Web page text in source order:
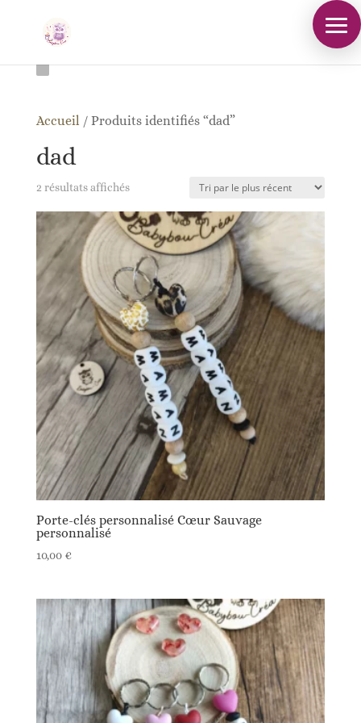
Accueil / Produits identifiés “dad”
dad
2 résultats affichésTrié
plus
récent
au
plus
ancien
Porte-clés personnalisé Cœur Sauvage
personnalisé
10,00 €